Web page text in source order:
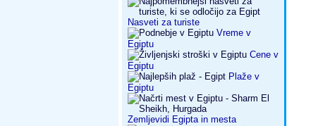
Nasveti za turiste
Vreme v
Egiptu
Cene v
Egiptu
Plaže v
Egiptu
Zemljevidi Egipta in mesta